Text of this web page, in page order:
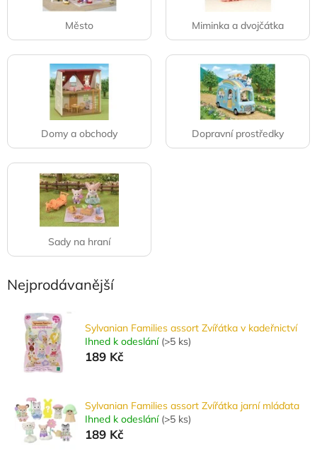
Město Miminka a dvojčátka
Domy a obchody Dopravní prostředky
Sady na hraní
Nejprodávanější
Sylvanian Families assort Zvířátka v kadeřnictví
Ihned k odeslání (>5 ks)
189 Kč
Sylvanian Families assort Zvířátka jarní mláďata
Ihned k odeslání (>5 ks)
189 Kč